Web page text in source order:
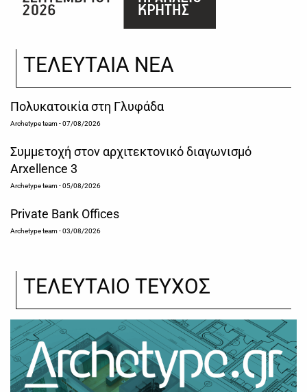
ΤΕΛΕΥΤΑΙΑ ΝΕΑ
Πολυκατοικία στη Γλυφάδα
Archetype team- 07/08/2026
Συμμετοχή στον αρχιτεκτονικό διαγωνισμό
Arxellence 3
Archetype team- 05/08/2026
Private Bank Offices
Archetype team- 03/08/2026
ΤΕΛΕΥΤΑΙΟ ΤΕΥΧΟΣ